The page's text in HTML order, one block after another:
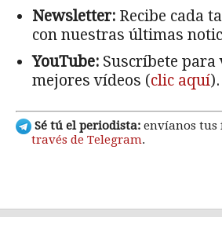
Newsletter: Recibe cada
con nuestras últimas
YouTube: Suscríbete para
mejores vídeos (clic aquí).
Sé tú el periodista: envíanos tus
través de Telegram.